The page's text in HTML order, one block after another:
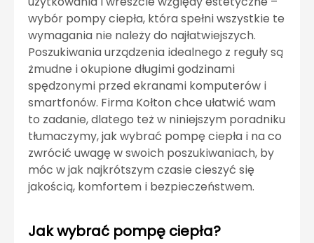
wybór pompy ciepła, która spełni wszystkie te
wymagania nie należy do najłatwiejszych.
Poszukiwania urządzenia idealnego z reguły są
żmudne i okupione długimi godzinami
spędzonymi przed ekranami komputerów i
smartfonów. Firma Kołton chce ułatwić wam
to zadanie, dlatego też w niniejszym poradniku
tłumaczymy, jak wybrać pompę ciepła i na co
zwrócić uwagę w swoich poszukiwaniach, by
móc w jak najkrótszym czasie cieszyć się
jakością, komfortem i bezpieczeństwem.
Jak wybrać pompę ciepła?